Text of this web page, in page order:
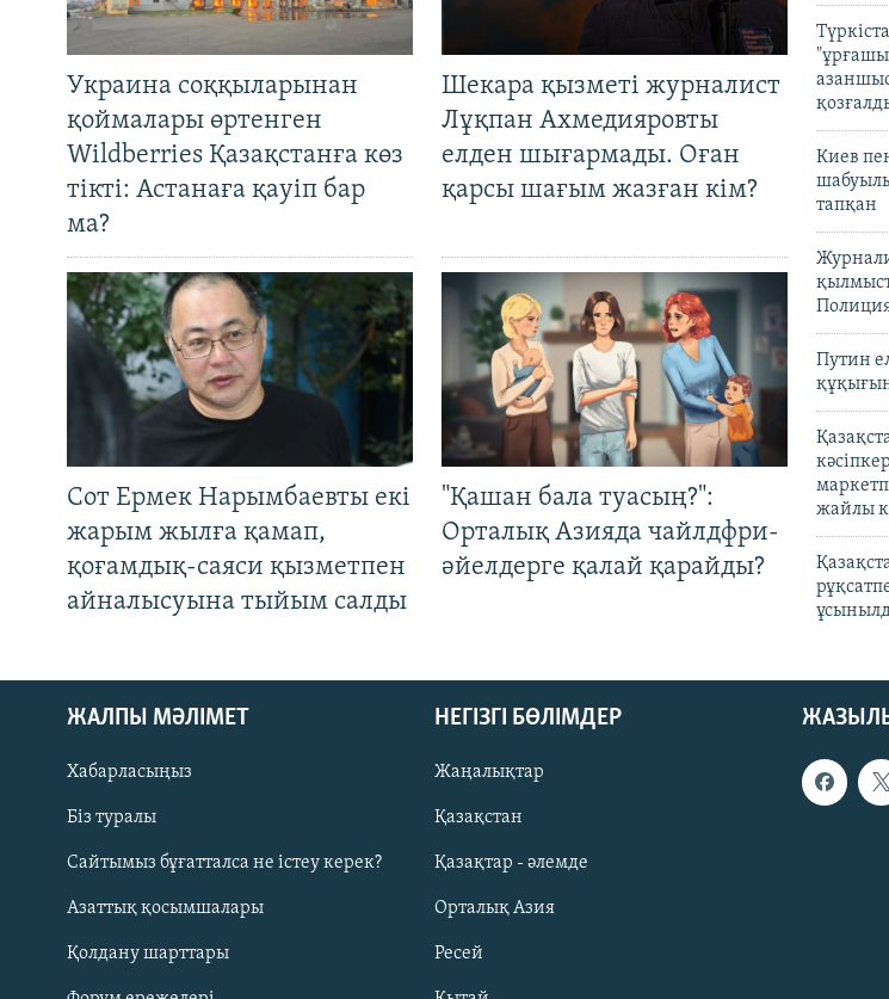
Русский
ЖАЗЫЛЫҢЫЗ
Украина соққыларынан
қоймалары өртенген
Wildberries Қазақстанға көз
тікті: Астанаға қауіп бар
ма?
Шекара қызметі журналист
Лұқпан Ахмедияровты
елден шығармады. Оған
қарсы шағым жазған кім?
Сот Ермек Нарымбаевты екі
жарым жылға қамап,
қоғамдық-саяси қызметпен
айналысуына тыйым салды
"Қашан бала туасың?":
Орталық Азияда чайлдфри-
әйелдерге қалай қарайды?
Киев
тапқан
Полиция
Путин
жайлы
ЖАЛПЫ МӘЛІМЕТ
Хабарласыңыз
Біз туралы
Сайтымыз бұғатталса не істеу керек?
Азаттық қосымшалары
Қолдану шарттары
НЕГІЗГІ БӨЛІМДЕР
Жаңалықтар
Қазақстан
Қазақтар - әлемде
Орталық Азия
Ресей